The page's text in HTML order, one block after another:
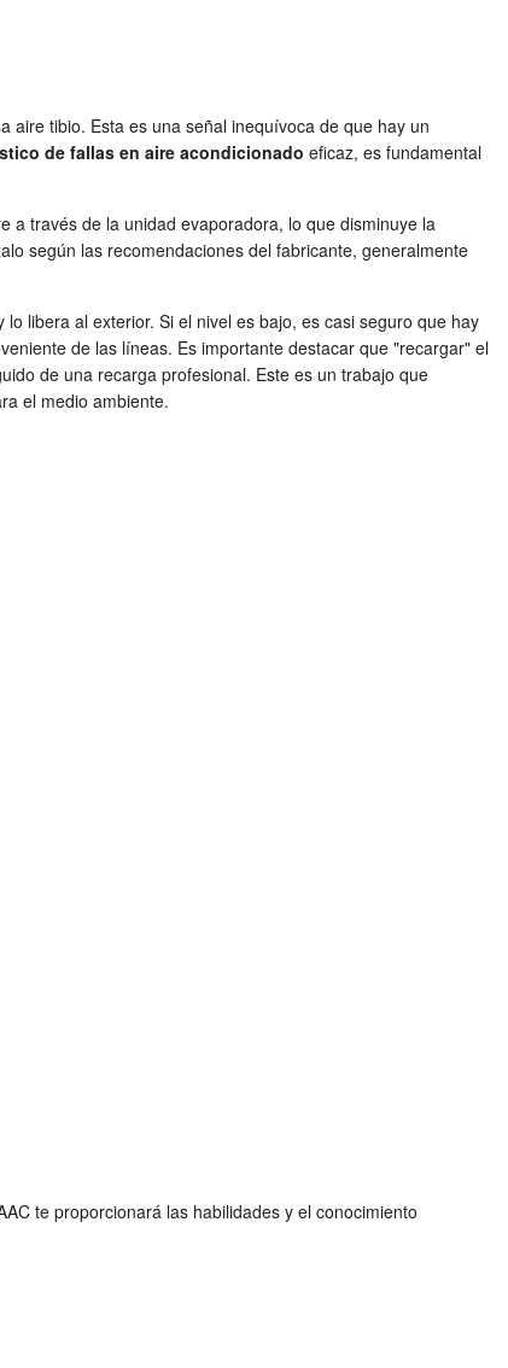
aire tibio. Esta es una señal inequívoca de que hay un
de fallas en aire acondicionado eficaz, es fundamental
a través de la unidad evaporadora, lo que disminuye la
según las recomendaciones del fabricante, generalmente
libera al exterior. Si el nivel es bajo, es casi seguro que hay
de las líneas. Es importante destacar que "recargar" el
de una recarga profesional. Este es un trabajo que
el medio ambiente.
te proporcionará las habilidades y el conocimiento